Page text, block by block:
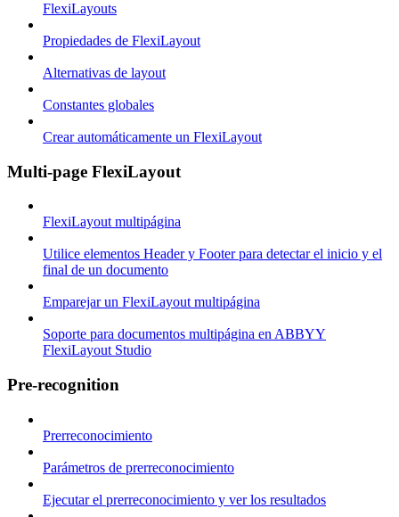
FlexiLayouts
Propiedades de FlexiLayout
Alternativas de layout
Constantes globales
Crear automáticamente un FlexiLayout
Multi-page FlexiLayout
FlexiLayout multipágina
Utilice elementos Header y Footer para detectar el inicio y el
final de un documento
Emparejar un FlexiLayout multipágina
Soporte para documentos multipágina en ABBYY
FlexiLayout Studio
Pre-recognition
Prerreconocimiento
Parámetros de prerreconocimiento
Ejecutar el prerreconocimiento y ver los resultados